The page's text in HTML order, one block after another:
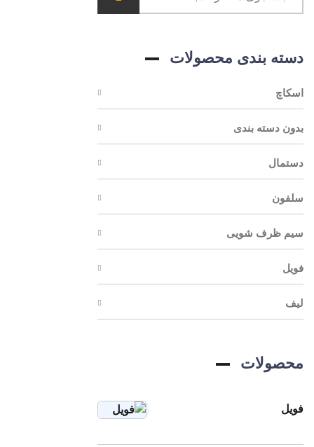
دسته بندی محصولات
اسکاچ
بدون دسته بندی
دستمال
سلفون
سیم ظرف شویی
فویل
لیف
محصولات
فویل